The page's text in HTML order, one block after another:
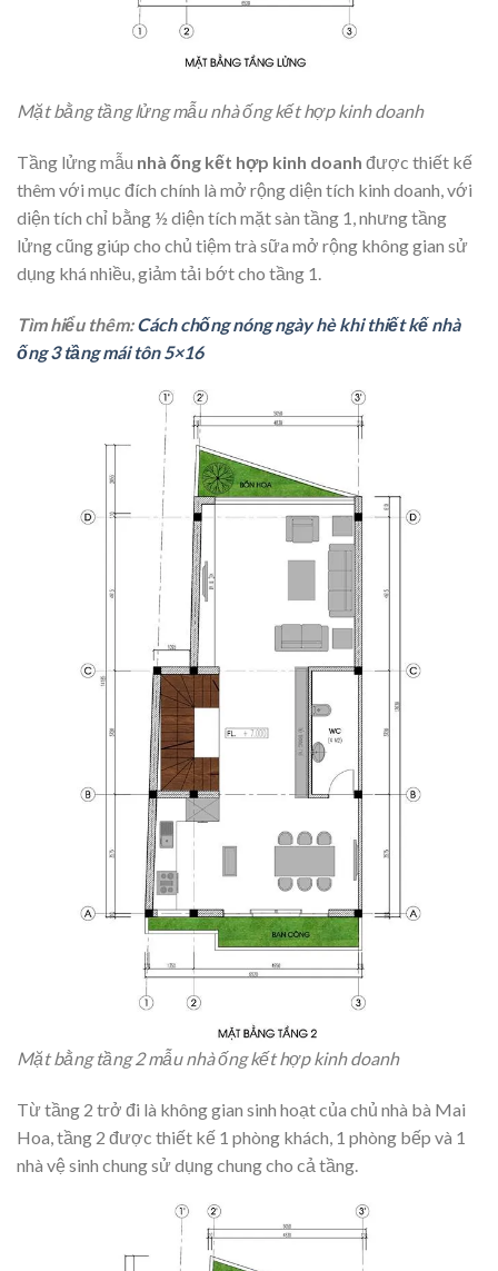
Mặt bằng tầng lửng mẫu nhà ống kết hợp kinh doanh
Tầng lửng mẫu nhà ống kết hợp kinh doanh được thiết kế
thêm với mục đích chính là mở rộng diện tích kinh doanh, với
diện tích chỉ bằng ½ diện tích mặt sàn tầng 1, nhưng tầng
lửng cũng giúp cho chủ tiệm trà sữa mở rộng không gian sử
dụng khá nhiều, giảm tải bớt cho tầng 1.
Tìm hiểu thêm:Cách chống nóng ngày hè khi thiết kế nhà
ống 3 tầng mái tôn 5×16
Mặt bằng tầng 2 mẫu nhà ống kết hợp kinh doanh
Từ tầng 2 trở đi là không gian sinh hoạt của chủ nhà bà Mai
Hoa, tầng 2 được thiết kế 1 phòng khách, 1 phòng bếp và 1
nhà vệ sinh chung sử dụng chung cho cả tầng.